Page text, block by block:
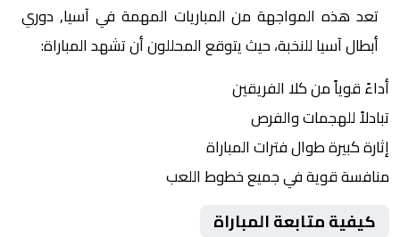
تعد هذه المواجهة من المباريات المهمة في آسيا, دوري
أبطال آسيا للنخبة، حيث يتوقع المحللون أن تشهد المباراة:
أداءً قوياً من كلا الفريقين
تبادلاً للهجمات والفرص
إثارة كبيرة طوال فترات المباراة
منافسة قوية في جميع خطوط اللعب
كيفية متابعة المباراة